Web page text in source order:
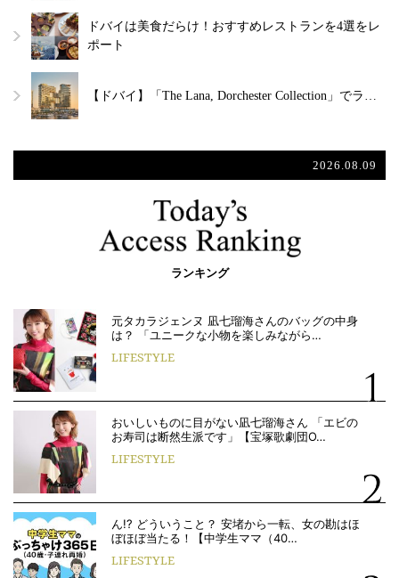
ドバイは美食だらけ！おすすめレストランを4選をレ
ポート
【ドバイ】「The Lana, Dorchester Collection」でラ…
2026.08.09
ランキング
元タカラジェンヌ 凪七瑠海さんのバッグの中身
は？ 「ユニークな小物を楽しみながら…
LIFESTYLE
おいしいものに目がない凪七瑠海さん 「エビの
お寿司は断然生派です」【宝塚歌劇団O…
LIFESTYLE
ん!? どういうこと？ 安堵から一転、女の勘はほ
ぼほぼ当たる！【中学生ママ（40…
LIFESTYLE